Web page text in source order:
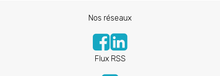
Nos réseaux
Flux RSS